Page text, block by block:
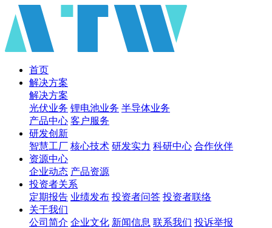
首页
解决方案
解决方案
光伏业务 锂电池业务 半导体业务
产品中心 客户服务
研发创新
智慧工厂 核心技术 研发实力 科研中心 合作伙伴
资源中心
企业动态 产品资源
投资者关系
定期报告 业绩发布 投资者问答 投资者联络
关于我们
公司简介 企业文化 新闻信息 联系我们 投诉举报